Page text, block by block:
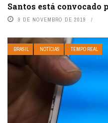
Santos está convocado
9 DE NOVEMBRO DE 2019
BRASIL NOTÍCIAS TEMPO REAL